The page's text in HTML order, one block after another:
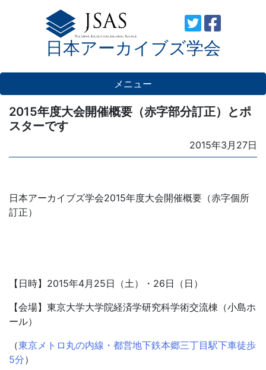
日本アーカイブズ学会
メニュー
2015年度大会開催概要（赤字部分訂正）とポ
スターです
Posted
on
2015年3月27日
日本アーカイブズ学会2015年度大会開催概要（赤字個所
訂正）
【日時】2015年4月25日（土）・26日（日）
【会場】東京大学大学院経済学研究科学術交流棟（小島ホ
ール）
（東京メトロ丸の内線・都営地下鉄本郷三丁目駅下車徒歩
5分）